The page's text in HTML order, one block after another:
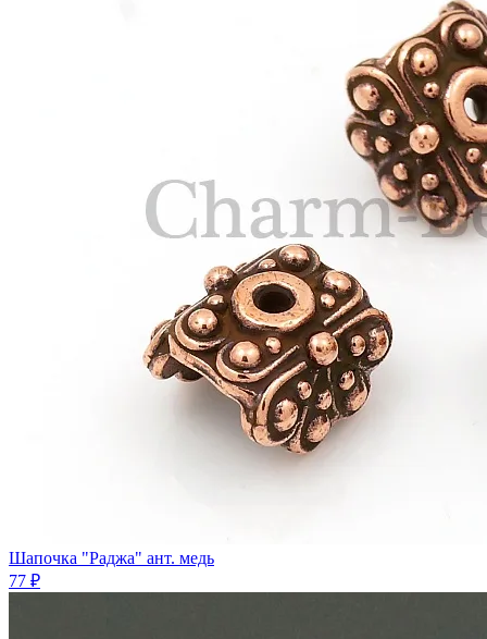
Шапочка "Раджа" ант. медь
77 ₽